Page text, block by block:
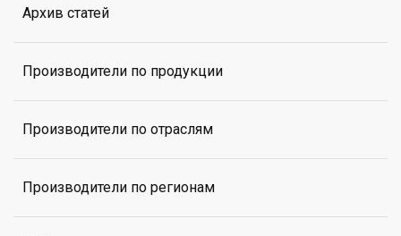
Архив статей
Производители по продукции
Производители по отраслям
Производители по регионам